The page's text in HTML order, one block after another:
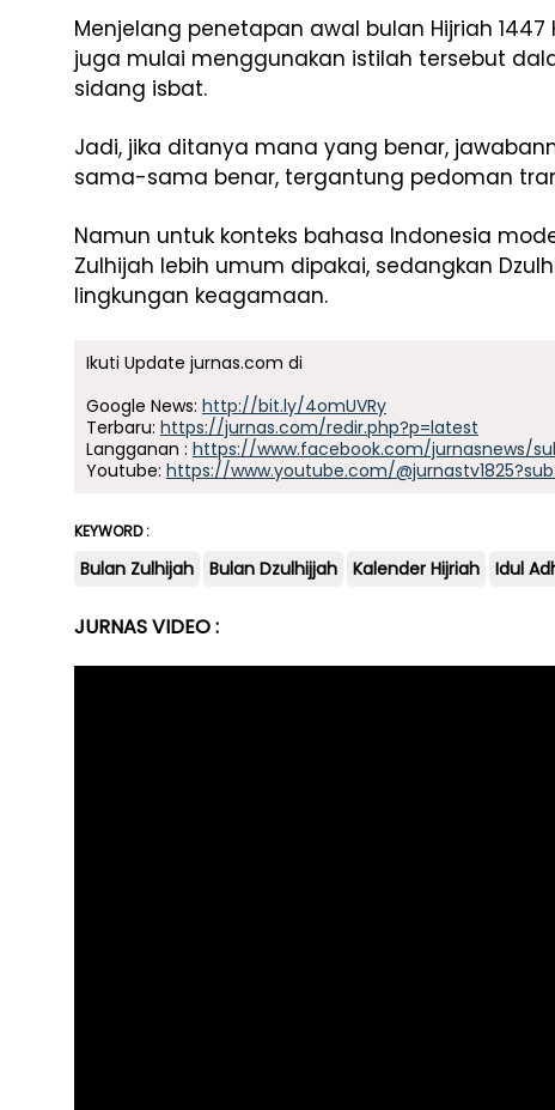
Menjelang penetapan awal bulan Hijriah
juga mulai menggunakan istilah tersebut
sidang isbat.
Jadi, jika ditanya mana yang benar,
sama-sama benar, tergantung pedoman
Namun untuk konteks bahasa Indonesia
Zulhijah lebih umum dipakai, sedangkan
lingkungan keagamaan.
Ikuti Update jurnas.com di
Google News: http://bit.ly/4omUVRy
Terbaru: https://jurnas.com/redir.php?p=latest
Langganan : https://www.facebook.com/jurnasnews/
Youtube: https://www.youtube.com/
KEYWORD :
Bulan Zulhijah Bulan Dzulhijjah Kalender Hijriah Idul
JURNAS VIDEO :